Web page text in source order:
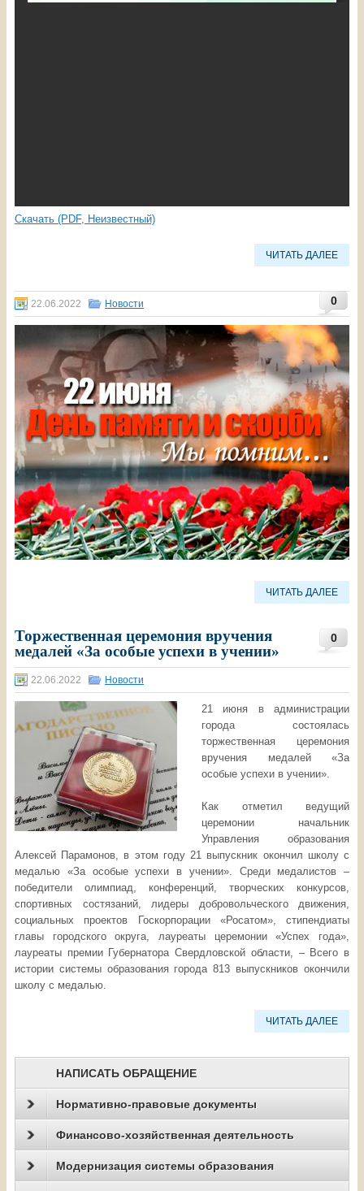
Скачать (PDF, Неизвестный)
ЧИТАТЬ ДАЛЕЕ
0
22.06.2022 Новости
ЧИТАТЬ ДАЛЕЕ
0
Торжественная церемония вручения
медалей «За особые успехи в учении»
22.06.2022 Новости
21 июня в администрации
города состоялась
торжественная церемония
вручения медалей «За
особые успехи в учении».
Как отметил ведущий
церемонии начальник
Управления образования
Алексей Парамонов, в этом году 21 выпускник окончил школу с
медалью «За особые успехи в учении». Среди медалистов –
победители олимпиад, конференций, творческих конкурсов,
спортивных состязаний, лидеры добровольческого движения,
социальных проектов Госкорпорации «Росатом», стипендиаты
главы городского округа, лауреаты церемонии «Успех года»,
лауреаты премии Губернатора Свердловской области, – Всего в
истории системы образования города 813 выпускников окончили
школу с медалью.
ЧИТАТЬ ДАЛЕЕ
НАПИСАТЬ ОБРАЩЕНИЕ
Нормативно-правовые документы
Финансово-хозяйственная деятельность
Модернизация системы образования